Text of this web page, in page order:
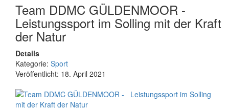
Team DDMC GÜLDENMOOR -
Leistungssport im Solling mit der Kraft
der Natur
Details
Kategorie: Sport
Veröffentlicht: 18. April 2021